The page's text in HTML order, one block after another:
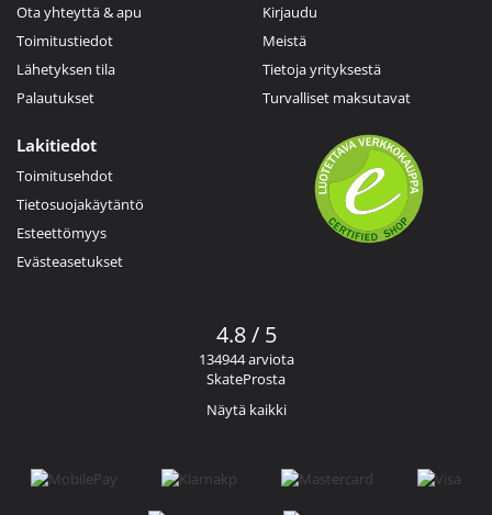
Ota yhteyttä & apu
Toimitustiedot
Lähetyksen tila
Palautukset
Kirjaudu
Meistä
Tietoja yrityksestä
Turvalliset maksutavat
Lakitiedot
Toimitusehdot
Tietosuojakäytäntö
Esteettömyys
Evästeasetukset
4.8 / 5
134944 arviota
SkateProsta
Näytä kaikki